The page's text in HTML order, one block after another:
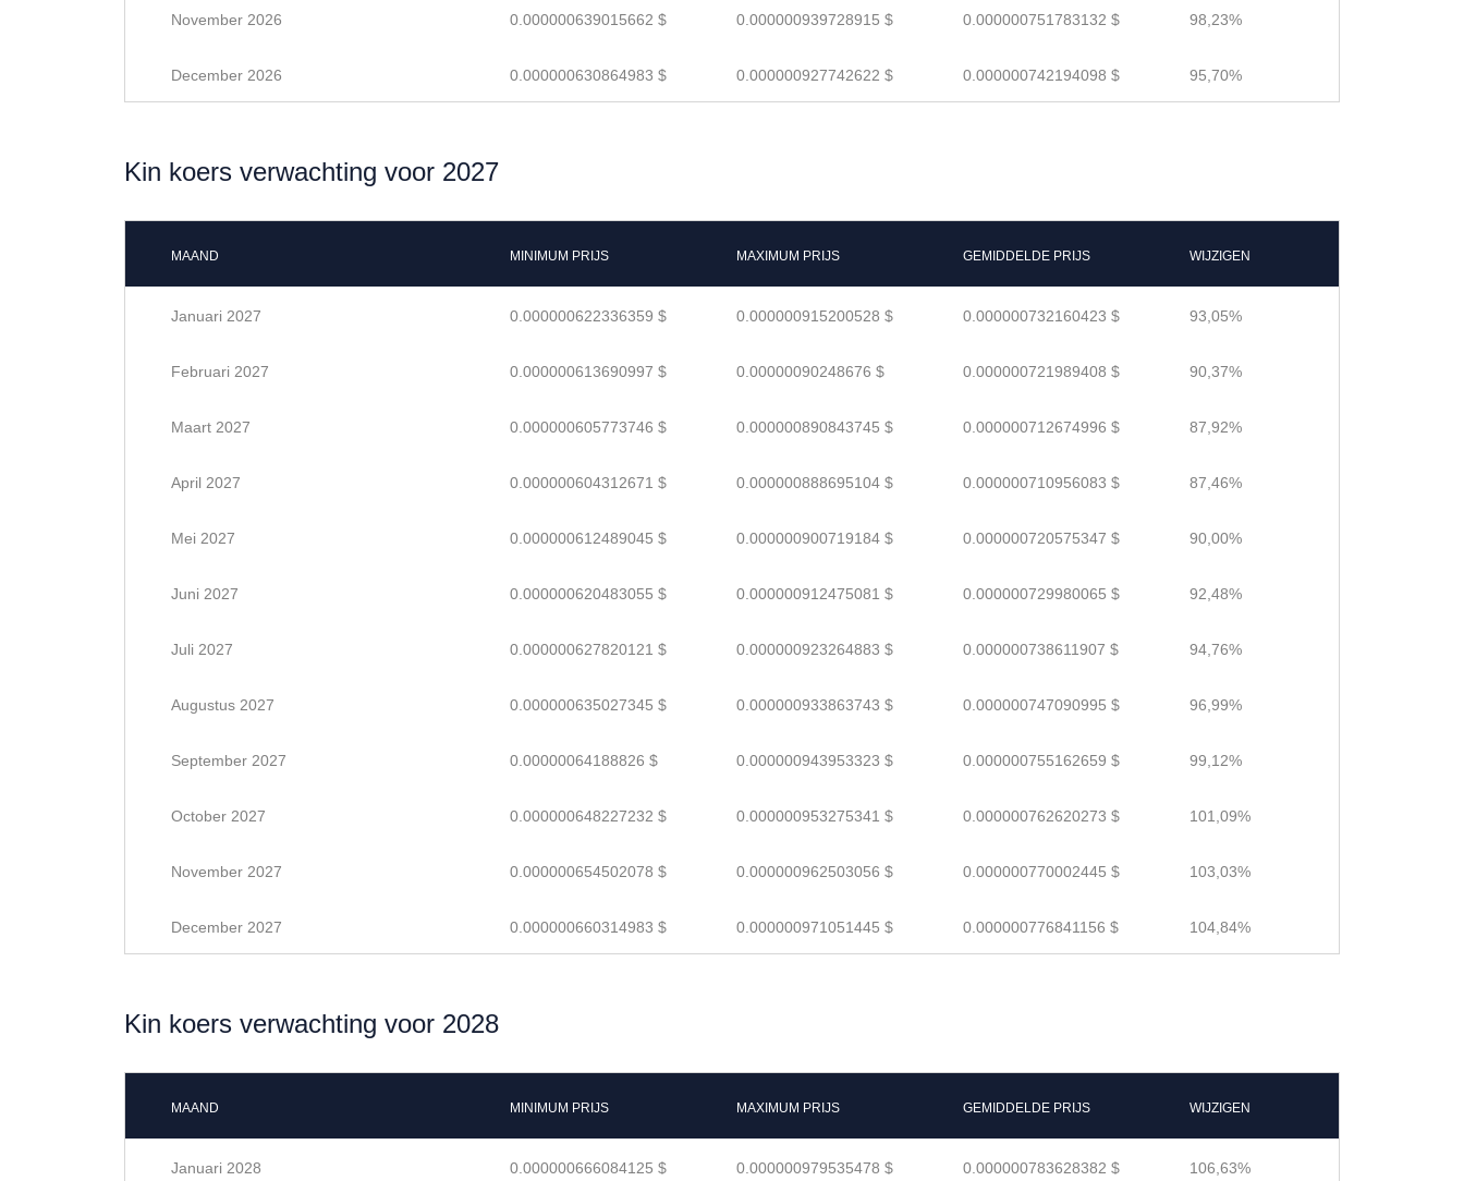
November 2026 0.000000639015662 $ 0.000000939728915 $ 0.000000751783132 $ 98,23%
December 2026 0.000000630864983 $ 0.000000927742622 $ 0.000000742194098 $ 95,70%
Kin koers verwachting voor 2027
MAAND MINIMUM PRIJS MAXIMUM PRIJS GEMIDDELDE PRIJS WIJZIGEN
Januari 2027 0.000000622336359 $ 0.000000915200528 $ 0.000000732160423 $ 93,05%
Februari 2027 0.000000613690997 $ 0.00000090248676 $ 0.000000721989408 $ 90,37%
Maart 2027 0.000000605773746 $ 0.000000890843745 $ 0.000000712674996 $ 87,92%
April 2027 0.000000604312671 $ 0.000000888695104 $ 0.000000710956083 $ 87,46%
Mei 2027 0.000000612489045 $ 0.000000900719184 $ 0.000000720575347 $ 90,00%
Juni 2027 0.000000620483055 $ 0.000000912475081 $ 0.000000729980065 $ 92,48%
Juli 2027 0.000000627820121 $ 0.000000923264883 $ 0.000000738611907 $ 94,76%
Augustus 2027 0.000000635027345 $ 0.000000933863743 $ 0.000000747090995 $ 96,99%
September 2027 0.00000064188826 $ 0.000000943953323 $ 0.000000755162659 $ 99,12%
October 2027 0.000000648227232 $ 0.000000953275341 $ 0.000000762620273 $ 101,09%
November 2027 0.000000654502078 $ 0.000000962503056 $ 0.000000770002445 $ 103,03%
December 2027 0.000000660314983 $ 0.000000971051445 $ 0.000000776841156 $ 104,84%
Kin koers verwachting voor 2028
MAAND MINIMUM PRIJS MAXIMUM PRIJS GEMIDDELDE PRIJS WIJZIGEN
Januari 2028 0.000000666084125 $ 0.000000979535478 $ 0.000000783628382 $ 106,63%